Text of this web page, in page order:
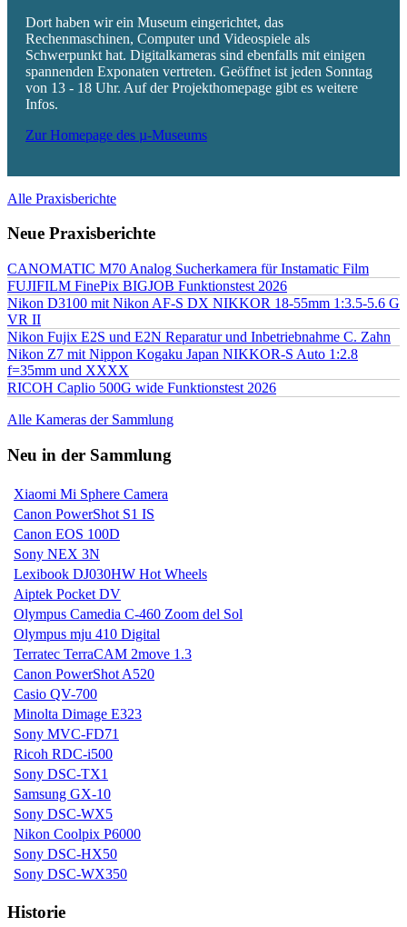
Dort haben wir ein Museum eingerichtet, das
Rechenmaschinen, Computer und Videospiele als
Schwerpunkt hat. Digitalkameras sind ebenfalls mit einigen
spannenden Exponaten vertreten. Geöffnet ist jeden Sonntag
von 13 - 18 Uhr. Auf der Projekthomepage gibt es weitere
Infos.
Zur Homepage des µ-Museums
Alle Praxisberichte
Neue Praxisberichte
CANOMATIC M70 Analog Sucherkamera für Instamatic Film
FUJIFILM FinePix BIGJOB Funktionstest 2026
Nikon D3100 mit Nikon AF-S DX NIKKOR 18-55mm 1:3.5-5.6 G
VR II
Nikon Fujix E2S und E2N Reparatur und Inbetriebnahme C. Zahn
Nikon Z7 mit Nippon Kogaku Japan NIKKOR-S Auto 1:2.8
f=35mm und XXXX
RICOH Caplio 500G wide Funktionstest 2026
Alle Kameras der Sammlung
Neu in der Sammlung
Xiaomi Mi Sphere Camera
Canon PowerShot S1 IS
Canon EOS 100D
Sony NEX 3N
Lexibook DJ030HW Hot Wheels
Aiptek Pocket DV
Olympus Camedia C-460 Zoom del Sol
Olympus mju 410 Digital
Terratec TerraCAM 2move 1.3
Canon PowerShot A520
Casio QV-700
Minolta Dimage E323
Sony MVC-FD71
Ricoh RDC-i500
Sony DSC-TX1
Samsung GX-10
Sony DSC-WX5
Nikon Coolpix P6000
Sony DSC-HX50
Sony DSC-WX350
Historie